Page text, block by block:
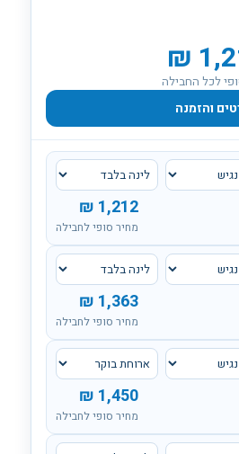
₪
לכל החבילה
והזמנה
1,212
₪
מחיר סופי לחבילה
1,363
₪
מחיר סופי לחבילה
1,450
₪
מחיר סופי לחבילה